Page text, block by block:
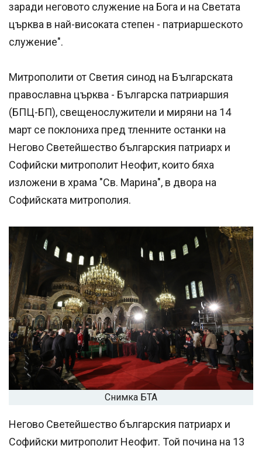
заради неговото служение на Бога и на Светата
църква в най-високата степен - патриаршеското
служение".
Митрополити от Светия синод на Българската
православна църква - Българска патриаршия
(БПЦ-БП), свещенослужители и миряни на 14
март се поклониха пред тленните останки на
Негово Светейшество българския патриарх и
Софийски митрополит Неофит, които бяха
изложени в храма "Св. Марина", в двора на
Софийската митрополия.
Снимка БТА
Негово Светейшество българския патриарх и
Софийски митрополит Неофит. Той почина на 13